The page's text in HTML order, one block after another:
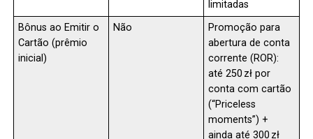
limitadas
Bônus ao Emitir o
Cartão (prêmio
inicial)
Não
Promoção para
abertura de conta
corrente (ROR):
até 250 zł por
conta com cartão
(“Priceless
moments”) +
ainda até 300 zł